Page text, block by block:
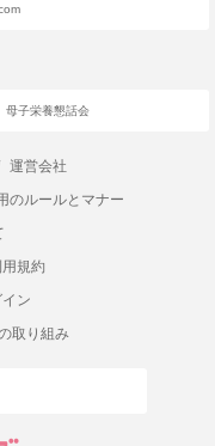
母子栄養懇話会
運営会社
のルールとマナー
規約
イン
取り組み